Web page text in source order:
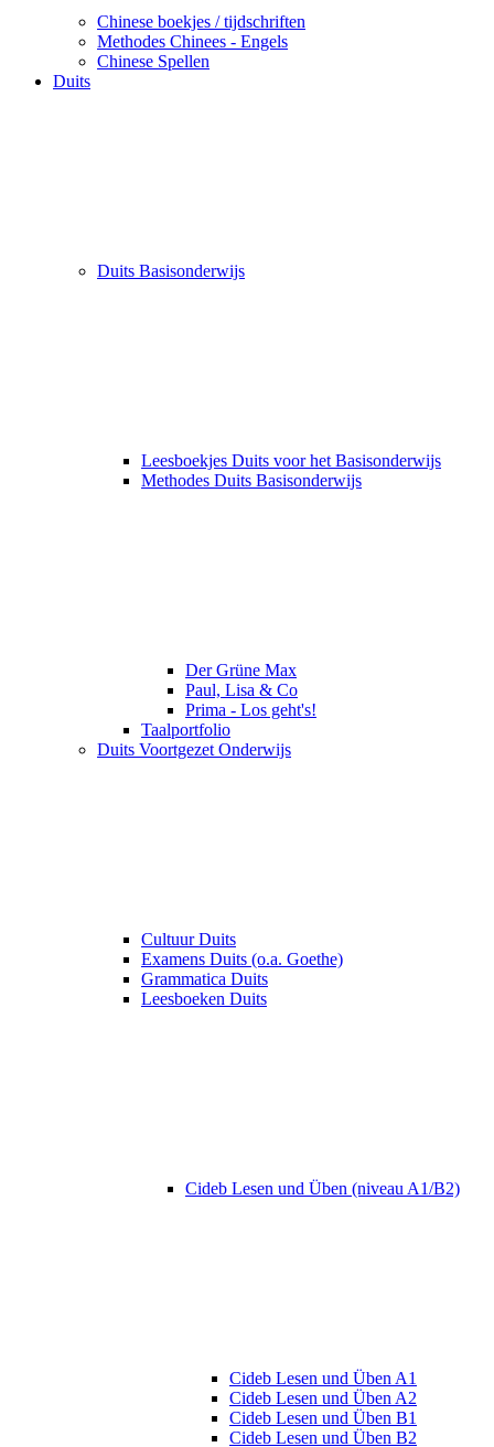
Chinese boekjes / tijdschriften
Methodes Chinees - Engels
Chinese Spellen
Duits
Duits Basisonderwijs
Leesboekjes Duits voor het Basisonderwijs
Methodes Duits Basisonderwijs
Der Grüne Max
Paul, Lisa & Co
Prima - Los geht's!
Taalportfolio
Duits Voortgezet Onderwijs
Cultuur Duits
Examens Duits (o.a. Goethe)
Grammatica Duits
Leesboeken Duits
Cideb Lesen und Üben (niveau A1/B2)
Cideb Lesen und Üben A1
Cideb Lesen und Üben A2
Cideb Lesen und Üben B1
Cideb Lesen und Üben B2